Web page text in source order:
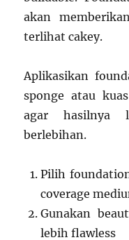
akan
terlihat cakey.
Aplikasikan
sponge atau
agar hasilnya
berlebihan.
Pilih
coverage
Gunakan
lebih flawless